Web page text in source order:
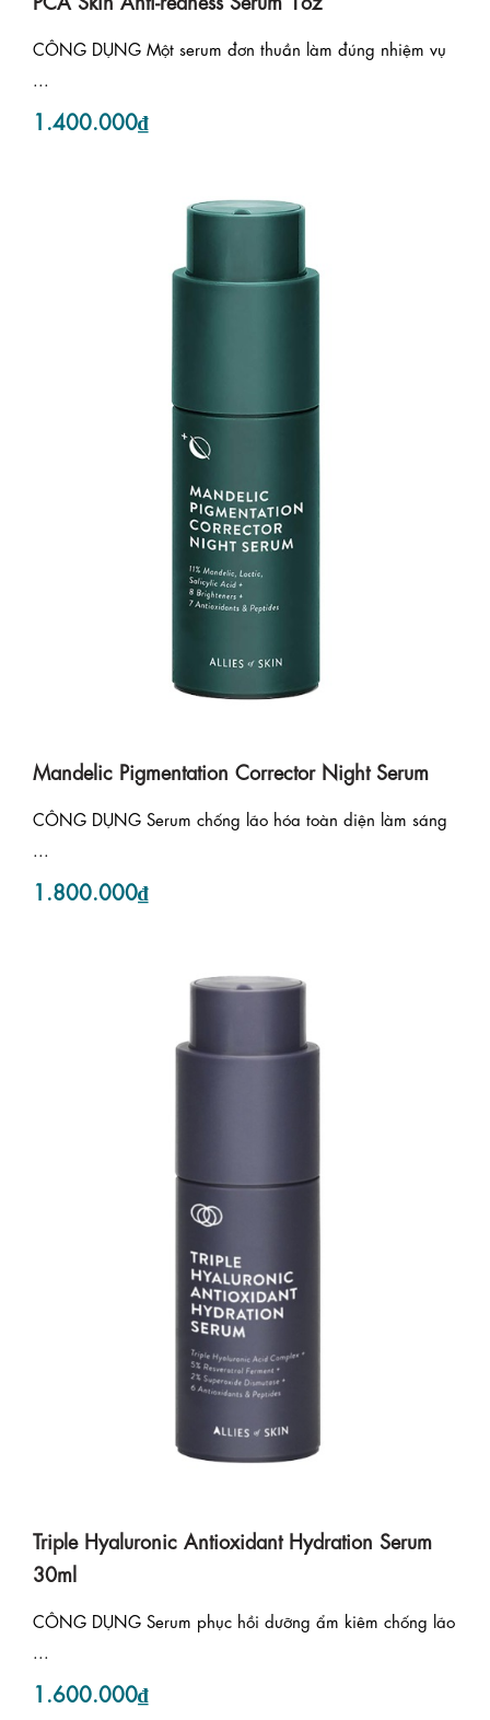
CÔNG DỤNG Một serum đơn thuần làm đúng nhiệm vụ
...
1.400.000₫
Mandelic Pigmentation Corrector Night Serum
CÔNG DỤNG Serum chống lão hóa toàn diện làm sáng
1.800.000₫
Triple Hyaluronic Antioxidant Hydration Serum
30ml
CÔNG DỤNG Serum phục hồi dưỡng ẩm kiêm chống lão
...
1.600.000₫